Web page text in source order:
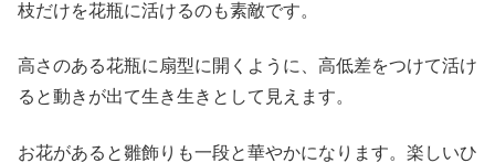
枝だけを花瓶に活けるのも素敵です。
高さのある花瓶に扇型に開くように、高低差をつけて活け
ると動きが出て生き生きとして見えます。
お花があると雛飾りも一段と華やかになります。楽しいひ